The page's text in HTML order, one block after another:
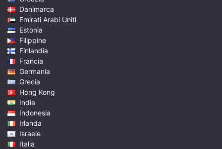
Danimarca
Emirati Arabi Uniti
Estonia
Filippine
Finlandia
Francia
Germania
Grecia
Hong Kong
India
Indonesia
Irlanda
Israele
Italia